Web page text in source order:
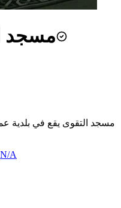
مسجد
مسجد التقوى يقع في بلدية
N/A